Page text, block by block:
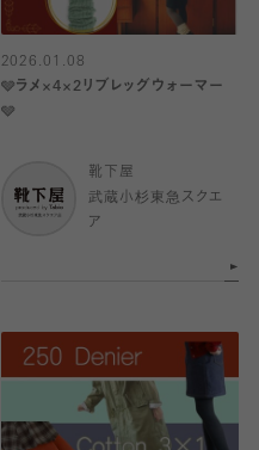
2026.01.08
🩶ラメ×4×2リブレッグウォーマー
🩶
靴下屋
武蔵小杉東急スクエ
ア